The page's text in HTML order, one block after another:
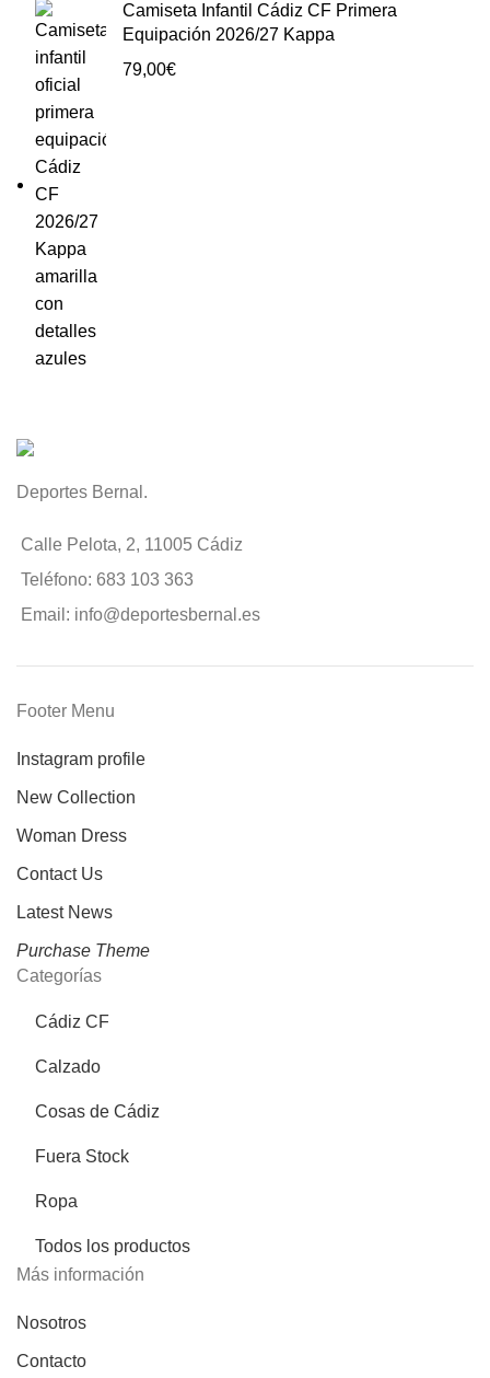
Camiseta Infantil Cádiz CF Primera
Equipación 2026/27 Kappa
79,00€
Deportes Bernal.
Calle Pelota, 2, 11005 Cádiz
Teléfono: 683 103 363
Email: info@deportesbernal.es
Footer Menu
Instagram profile
New Collection
Woman Dress
Contact Us
Latest News
Purchase Theme
Categorías
Cádiz CF
Calzado
Cosas de Cádiz
Fuera Stock
Ropa
Todos los productos
Más información
Nosotros
Contacto